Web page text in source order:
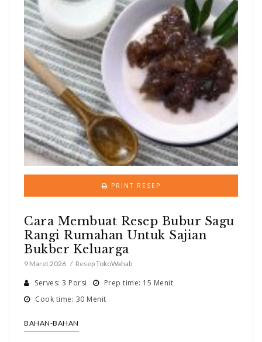
PRINT RESEP
Cara Membuat Resep Bubur Sagu
Rangi Rumahan Untuk Sajian
Bukber Keluarga
9 Maret 2026 Resep TokoWahab
Serves: 3 Porsi
Prep time: 15 Menit
Cook time: 30 Menit
BAHAN-BAHAN